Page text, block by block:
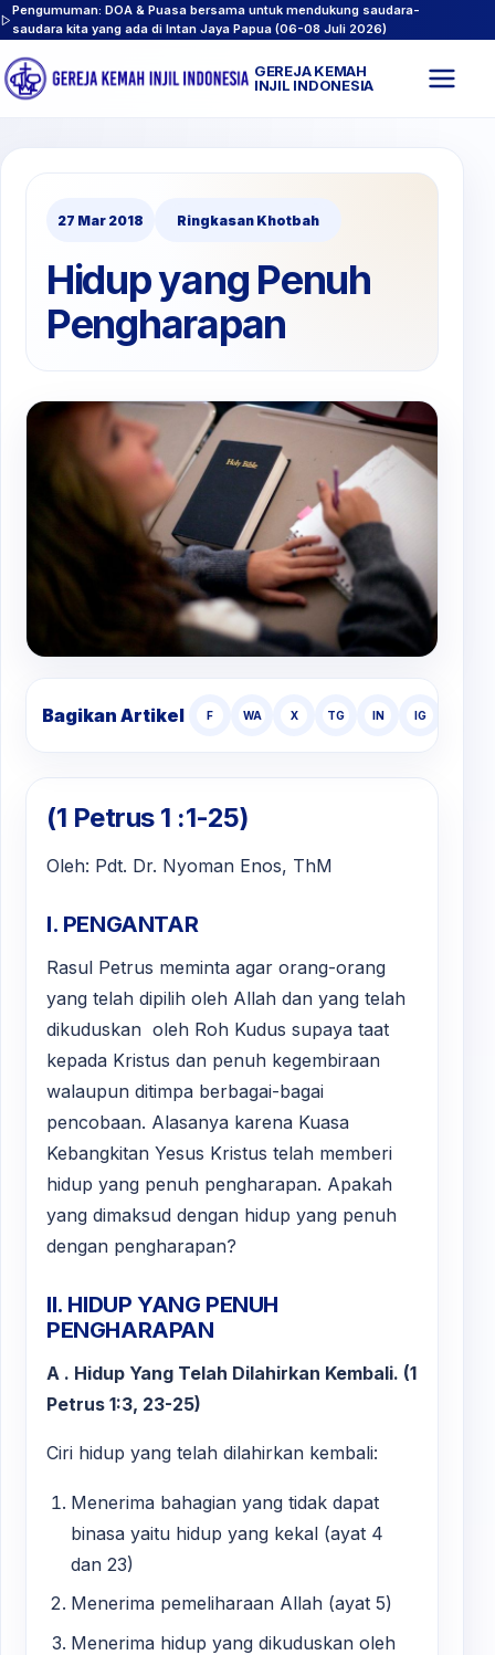
Pengumuman: DOA & Puasa bersama untuk mendukung saudara-
saudara kita yang ada di Intan Jaya Papua (06-08 Juli 2026)
GEREJA KEMAH
INJIL INDONESIA
27 Mar 2018 Ringkasan Khotbah
Hidup yang Penuh
Pengharapan
Bagikan Artikel F WA X TG IN IG
(1 Petrus 1 :1-25)
Oleh: Pdt. Dr. Nyoman Enos, ThM
I. PENGANTAR
Rasul Petrus meminta agar orang-orang
yang telah dipilih oleh Allah dan yang telah
dikuduskan oleh Roh Kudus supaya taat
kepada Kristus dan penuh kegembiraan
walaupun ditimpa berbagai-bagai
pencobaan. Alasanya karena Kuasa
Kebangkitan Yesus Kristus telah memberi
hidup yang penuh pengharapan. Apakah
yang dimaksud dengan hidup yang penuh
dengan pengharapan?
II. HIDUP YANG PENUH
PENGHARAPAN
A . Hidup Yang Telah Dilahirkan Kembali. (1
Petrus 1:3, 23-25)
Ciri hidup yang telah dilahirkan kembali:
Menerima bahagian yang tidak dapat
binasa yaitu hidup yang kekal (ayat 4
dan 23)
Menerima pemeliharaan Allah (ayat 5)
Menerima hidup yang dikuduskan oleh